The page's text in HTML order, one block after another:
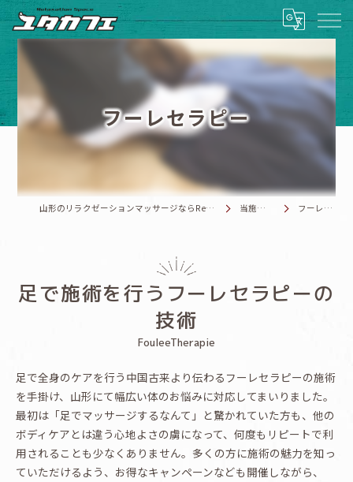
フーレセラピー
山形のリラクゼーションマッサージならRelaxationSpace ユタカフェ 当施設の特徴 フーレセラピー
足で施術を行うフーレセラピーの
技術
FouleeTherapie
足で全身のケアを行う中国古来より伝わるフーレセラピーの施術
を手掛け、山形にて幅広い体のお悩みに対応してまいりました。
最初は「足でマッサージするなんて」と驚かれていた方も、他の
ボディケアとは違う心地よさの虜になって、何度もリピートで利
用されることも少なくありません。多くの方に施術の魅力を知っ
ていただけるよう、お得なキャンペーンなども開催しながら、